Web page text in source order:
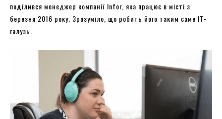
поділився менеджер компанії Infor, яка працює в місті з
березня 2016 року. Зрозуміло, що робить його таким саме ІТ-
галузь.